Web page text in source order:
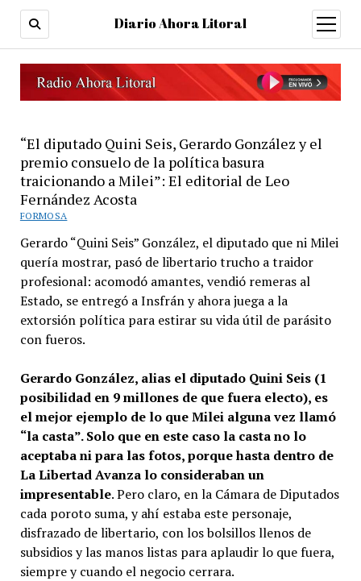
Diario Ahora Litoral
open
menu
“El diputado Quini Seis, Gerardo González y el
premio consuelo de la política basura
traicionando a Milei”: El editorial de Leo
Fernández Acosta
FORMOSA
Gerardo “Quini Seis” González, el diputado que ni Milei
quería mostrar, pasó de libertario trucho a traidor
profesional: acomodó amantes, vendió remeras al
Estado, se entregó a Insfrán y ahora juega a la
extorsión política para estirar su vida útil de parásito
con fueros.
Gerardo González, alias el diputado Quini Seis (1
posibilidad en 9 millones de que fuera electo), es
el mejor ejemplo de lo que Milei alguna vez llamó
“la casta”. Solo que en este caso la casta no lo
aceptaba ni para las fotos, porque hasta dentro de
La Libertad Avanza lo consideraban un
impresentable. Pero claro, en la Cámara de Diputados
cada poroto suma, y ahí estaba este personaje,
disfrazado de libertario, con los bolsillos llenos de
subsidios y las manos listas para aplaudir lo que fuera,
siempre y cuando el negocio cerrara.